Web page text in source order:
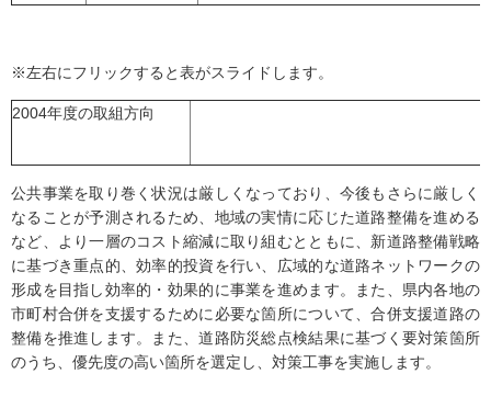
※左右にフリックすると表がスライドします。
2004年度の取組方向
公共事業を取り巻く状況は厳しくなっており、今後もさらに厳しく
なることが予測されるため、地域の実情に応じた道路整備を進める
など、より一層のコスト縮減に取り組むとともに、新道路整備戦略
に基づき重点的、効率的投資を行い、広域的な道路ネットワークの
形成を目指し効率的・効果的に事業を進めます。また、県内各地の
市町村合併を支援するために必要な箇所について、合併支援道路の
整備を推進します。また、道路防災総点検結果に基づく要対策箇所
のうち、優先度の高い箇所を選定し、対策工事を実施します。